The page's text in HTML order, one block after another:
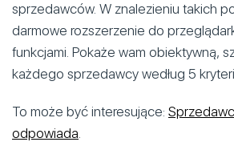
sprzedawców. W znalezieniu takich
darmowe rozszerzenie do
funkcjami. Pokaże wam obiektywną,
każdego sprzedawcy według 5
To może być interesujące:
odpowiada.